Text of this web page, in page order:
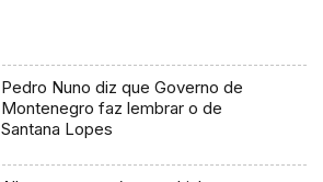
Pedro Nuno diz que Governo de
Montenegro faz lembrar o de
Santana Lopes